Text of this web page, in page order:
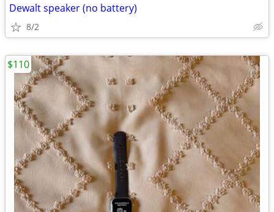
Dewalt speaker (no battery)
8/2
$110